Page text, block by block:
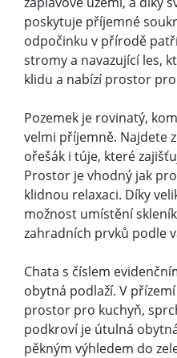
poskytuje příjemné
odpočinku v přírodě
stromy a navazující les,
klidu a nabízí prostor
Pozemek je rovinatý,
velmi příjemně. Najdete
ořešák i túje, které
Prostor je vhodný jak
klidnou relaxaci. Díky
možnost umístění
zahradních prvků podle
Chata s číslem
obytná podlaží. V
prostor pro kuchyň,
podkroví je útulná
pěkným výhledem do